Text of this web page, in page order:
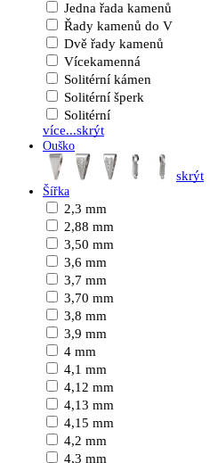
Jedna řada kamenů
Řady kamenů do V
Dvě řady kamenů
Vícekamenná
Solitérní kámen
Solitérní šperk
Solitérní
více...skrýt
Ouško
skrýt
Šířka
2,3 mm
2,88 mm
3,50 mm
3,6 mm
3,7 mm
3,70 mm
3,8 mm
3,9 mm
4 mm
4,1 mm
4,12 mm
4,13 mm
4,15 mm
4,2 mm
4,3 mm